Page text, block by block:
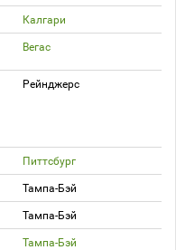
Калгари
Вегас
Рейнджерс
Питтсбург
Тампа-Бэй
Тампа-Бэй
Тампа-Бэй